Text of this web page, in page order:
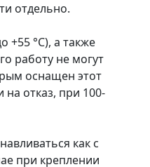
отдельно.
+55 °С), а также
работу не могут
оснащен этот
отказ, при 100-
как с
при креплении